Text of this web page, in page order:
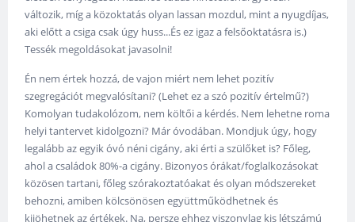
változik, míg a közoktatás olyan lassan mozdul, mint a nyugdíjas,
aki előtt a csiga csak úgy huss...És ez igaz a felsőoktatásra is.)
Tessék megoldásokat javasolni!
Én nem értek hozzá, de vajon miért nem lehet pozitív
szegregációt megvalósítani? (Lehet ez a szó pozitív értelmű?)
Komolyan tudakolózom, nem költői a kérdés. Nem lehetne roma
helyi tantervet kidolgozni? Már óvodában. Mondjuk úgy, hogy
legalább az egyik óvó néni cigány, aki érti a szülőket is? Főleg,
ahol a családok 80%-a cigány. Bizonyos órákat/foglalkozásokat
közösen tartani, főleg szórakoztatóakat és olyan módszereket
behozni, amiben kölcsönösen együttműködhetnek és
kijöhetnek az értékek. Na, persze ehhez viszonylag kis létszámú